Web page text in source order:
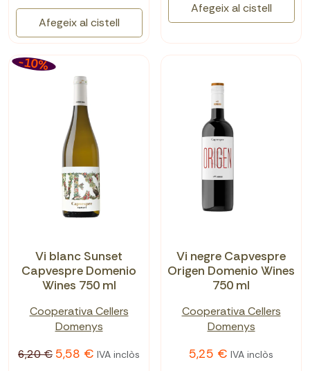
Afegeix al cistell
Afegeix al cistell
-10%
Vi blanc Sunset
Capvespre Domenio
Wines 750 ml
Cooperativa Cellers
Domenys
6,20 € 5,58 € IVA inclòs
Vi negre Capvespre
Origen Domenio Wines
750 ml
Cooperativa Cellers
Domenys
5,25 € IVA inclòs